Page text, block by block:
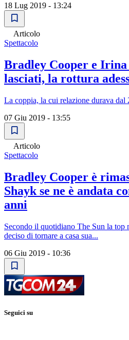
18 Lug 2019 - 13:24
Articolo
Spettacolo
Bradley Cooper e Irina
lasciati, la rottura
La coppia, la cui relazione durava
07 Giu 2019 - 13:55
Articolo
Spettacolo
Bradley Cooper è
Shayk se ne è andata
anni
Secondo il quotidiano The Sun la top
deciso di tornare a casa sua...
06 Giu 2019 - 10:36
Seguici su